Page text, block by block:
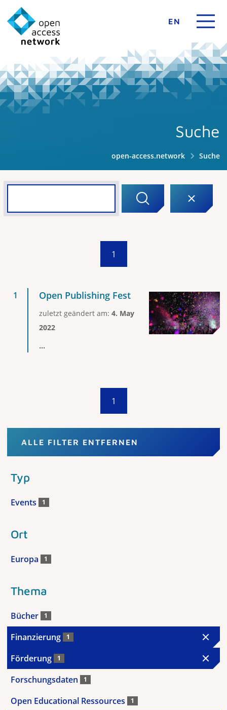
EN
Suche
open-access.network Suche
1
Open Publishing Fest
zuletzt geändert am: 4. May
2022
...
1
ALLE FILTER ENTFERNEN
Typ
Events 1
Ort
Europa 1
Thema
Bücher 1
Finanzierung 1
Förderung 1
Forschungsdaten 1
Open Educational Ressources 1